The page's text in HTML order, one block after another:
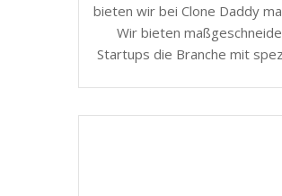
bieten wir bei Clone Daddy
Wir bieten
Startups die Branche mit